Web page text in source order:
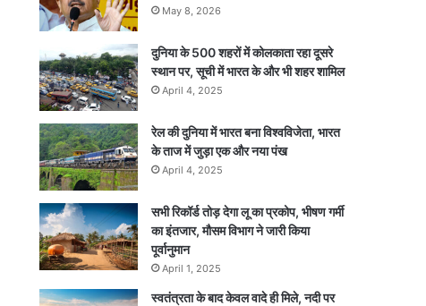
May 8, 2026
दुनिया के 500 शहरों में कोलकाता रहा दूसरे
स्थान पर, सूची में भारत के और भी शहर शामिल
April 4, 2025
रेल की दुनिया में भारत बना विश्वविजेता, भारत
के ताज में जुड़ा एक और नया पंख
April 4, 2025
सभी रिकॉर्ड तोड़ देगा लू का प्रकोप, भीषण गर्मी
का इंतजार, मौसम विभाग ने जारी किया
पूर्वानुमान
April 1, 2025
स्वतंत्रता के बाद केवल वादे ही मिले, नदी पर